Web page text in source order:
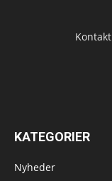
KATEGORIER
Nyheder